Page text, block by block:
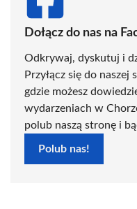
Dołącz do nas na
Odkrywaj, dyskutuj i
Przyłącz się do naszej
gdzie możesz
wydarzeniach w
polub naszą stronę i
Polub nas!